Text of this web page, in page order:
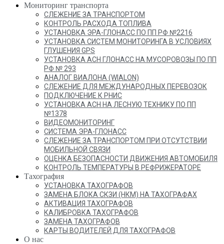
Мониторинг транспорта
СЛЕЖЕНИЕ ЗА ТРАНСПОРТОМ
КОНТРОЛЬ РАСХОДА ТОПЛИВА
УСТАНОВКА ЭРА-ГЛОНАСС ПО ПП РФ №2216
УСТАНОВКА СИСТЕМ МОНИТОРИНГА В УСЛОВИЯХ
ГЛУШЕНИЯ GPS
УСТАНОВКА АСН ГЛОНАСС НА МУСОРОВОЗЫ ПО ПП
РФ № 293
АНАЛОГ ВИАЛОНА (WIALON)
СЛЕЖЕНИЕ ДЛЯ МЕЖДУНАРОДНЫХ ПЕРЕВОЗОК
ПОДКЛЮЧЕНИЕ К РНИС
УСТАНОВКА АСН НА ЛЕСНУЮ ТЕХНИКУ ПО ПП
№1378
ВИДЕОМОНИТОРИНГ
СИСТЕМА ЭРА-ГЛОНАСС
СЛЕЖЕНИЕ ЗА ТРАНСПОРТОМ ПРИ ОТСУТСТВИИ
МОБИЛЬНОЙ СВЯЗИ
ОЦЕНКА БЕЗОПАСНОСТИ ДВИЖЕНИЯ АВТОМОБИЛЯ
КОНТРОЛЬ ТЕМПЕРАТУРЫ В РЕФРИЖЕРАТОРЕ
Тахография
УСТАНОВКА ТАХОГРАФОВ
ЗАМЕНА БЛОКА СКЗИ (НКМ) НА ТАХОГРАФАХ
АКТИВАЦИЯ ТАХОГРАФОВ
КАЛИБРОВКА ТАХОГРАФОВ
ЗАМЕНА ТАХОГРАФОВ
КАРТЫ ВОДИТЕЛЕЙ ДЛЯ ТАХОГРАФОВ
О нас